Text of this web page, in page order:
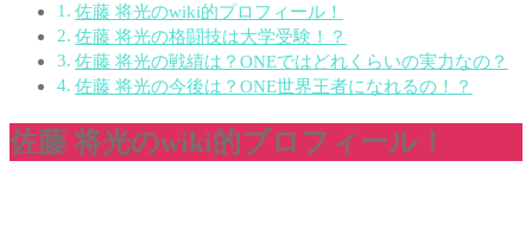
佐藤 将光のwiki的プロフィール！
佐藤 将光の格闘技は大学受験！？
佐藤 将光の戦績は？ONEではどれくらいの実力なの？
佐藤 将光の今後は？ONE世界王者になれるの！？
佐藤 将光のwiki的プロフィール！